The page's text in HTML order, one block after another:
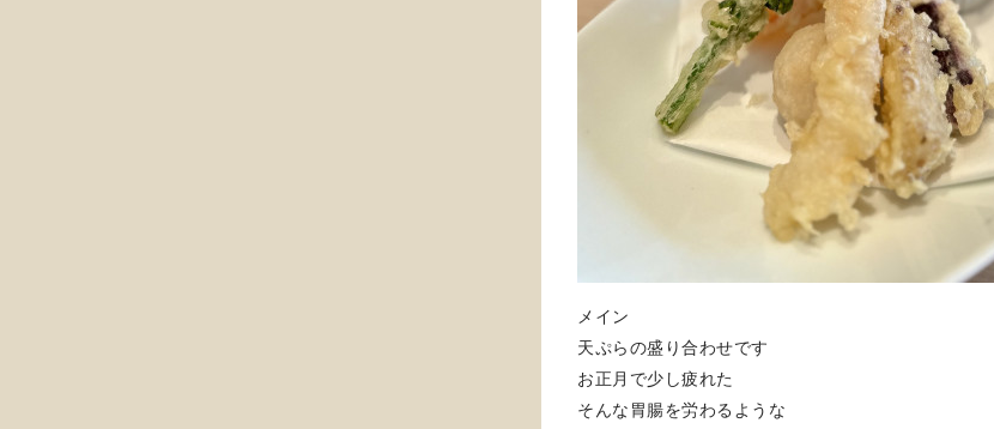
メイン
天ぷらの盛り合わせです
お正月で少し疲れた
そんな胃腸を労わるような